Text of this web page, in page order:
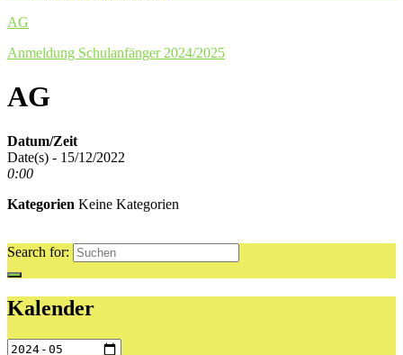
AG
Anmeldung Schulanfänger 2024/2025
AG
Datum/Zeit
Date(s) - 15/12/2022
0:00
Kategorien Keine Kategorien
Search for:
Kalender